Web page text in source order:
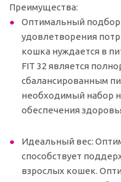
Преимущества:
Оптимальный подбор
удовлетворения
кошка нуждается в
FIT 32 является
сбалансированным
необходимый набор
обеспечения
Идеальный вес:
способствует
взрослых кошек.